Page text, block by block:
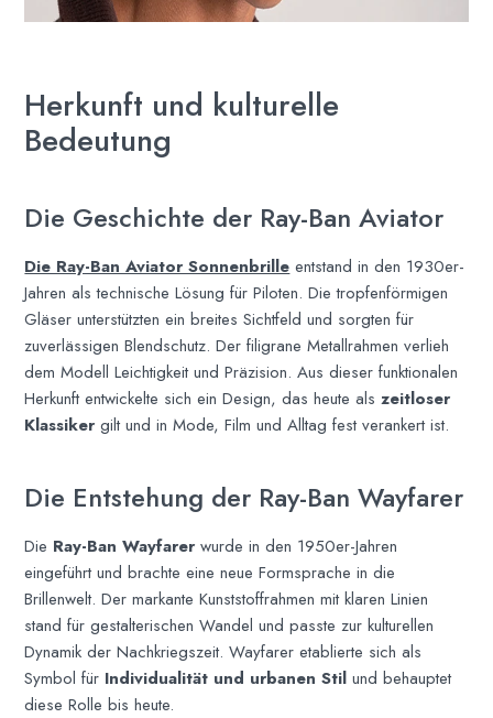
Herkunft und kulturelle
Bedeutung
Die Geschichte der Ray-Ban Aviator
Die Ray-Ban Aviator Sonnenbrille entstand in den 1930er-
Jahren als technische Lösung für Piloten. Die tropfenförmigen
Gläser unterstützten ein breites Sichtfeld und sorgten für
zuverlässigen Blendschutz. Der filigrane Metallrahmen verlieh
dem Modell Leichtigkeit und Präzision. Aus dieser funktionalen
Herkunft entwickelte sich ein Design, das heute alszeitloser
Klassiker gilt und in Mode, Film und Alltag fest verankert ist.
Die Entstehung der Ray-Ban Wayfarer
Die Ray-Ban Wayfarer wurde in den 1950er-Jahren
eingeführt und brachte eine neue Formsprache in die
Brillenwelt. Der markante Kunststoffrahmen mit klaren Linien
stand für gestalterischen Wandel und passte zur kulturellen
Dynamik der Nachkriegszeit. Wayfarer etablierte sich als
Symbol für Individualität und urbanen Stil und behauptet
diese Rolle bis heute.